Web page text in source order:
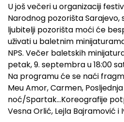
U još večeri u organizaciji
Narodnog pozorišta Sarajevo,
ljubitelji pozorišta moći će
uživati u baletnim
NPS. Večer baletskih
petak, 9. septembra u 18:00
Na programu će se naći
Meu Amor, Carmen, Posljednja
noć/Spartak...Koreografije
Vesna Orlić, Lejla Bajramović i